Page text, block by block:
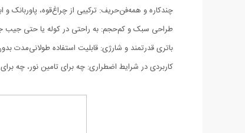
چندکاره و همه‌فن‌حریف: ترکیبی از چراغ‌قوه، پاوربانک
طراحی سبک و کم‌حجم: به راحتی در کوله یا حتی جیب
باتری قدرتمند و شارژی: قابلیت استفاده طولانی‌مدت
کاربردی در شرایط اضطراری: چه برای تامین نور، چه برای